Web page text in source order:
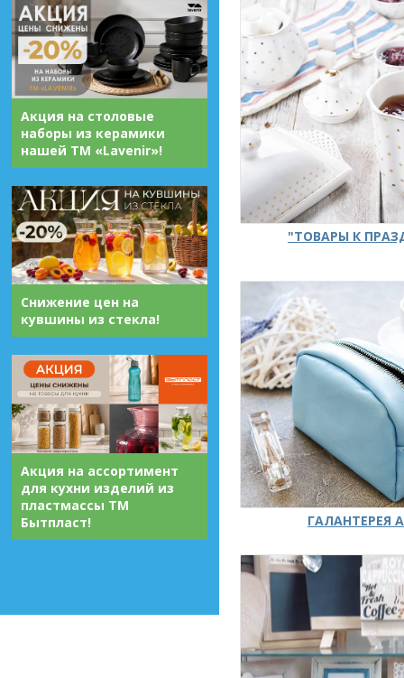
Акция на столовые
наборы из керамики
нашей ТМ «Lavenir»!
Снижение цен на
кувшины из стекла!
Акция на ассортимент
для кухни изделий из
пластмассы ТМ
Бытпласт!
"ТОВАРЫ К
ГАЛАНТЕРЕЯ